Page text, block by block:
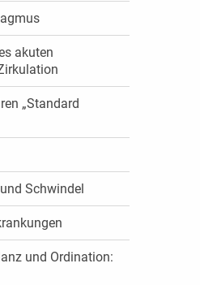
akuten
„Standard
Schwindel
und Ordination: